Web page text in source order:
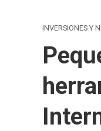
INVERSIONES Y